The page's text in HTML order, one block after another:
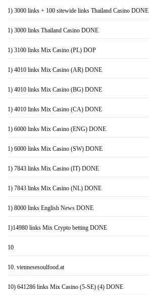
1) 3000 links + 100 sitewide links Thailand Casino DONE
1) 3000 links Thailand Casino DONE
1) 3100 links Mix Casino (PL) DOP
1) 4010 links Mix Casino (AR) DONE
1) 4010 links Mix Casino (BG) DONE
1) 4010 links Mix Casino (CA) DONE
1) 6000 links Mix Casino (ENG) DONE
1) 6000 links Mix Casino (SW) DONE
1) 7843 links Mix Casino (IT) DONE
1) 7843 links Mix Casino (NL) DONE
1) 8000 links English News DONE
1)14980 links Mix Crypto betting DONE
10
10. viennesesoulfood.at
10) 641286 links Mix Casino (5-SE) (4) DONE